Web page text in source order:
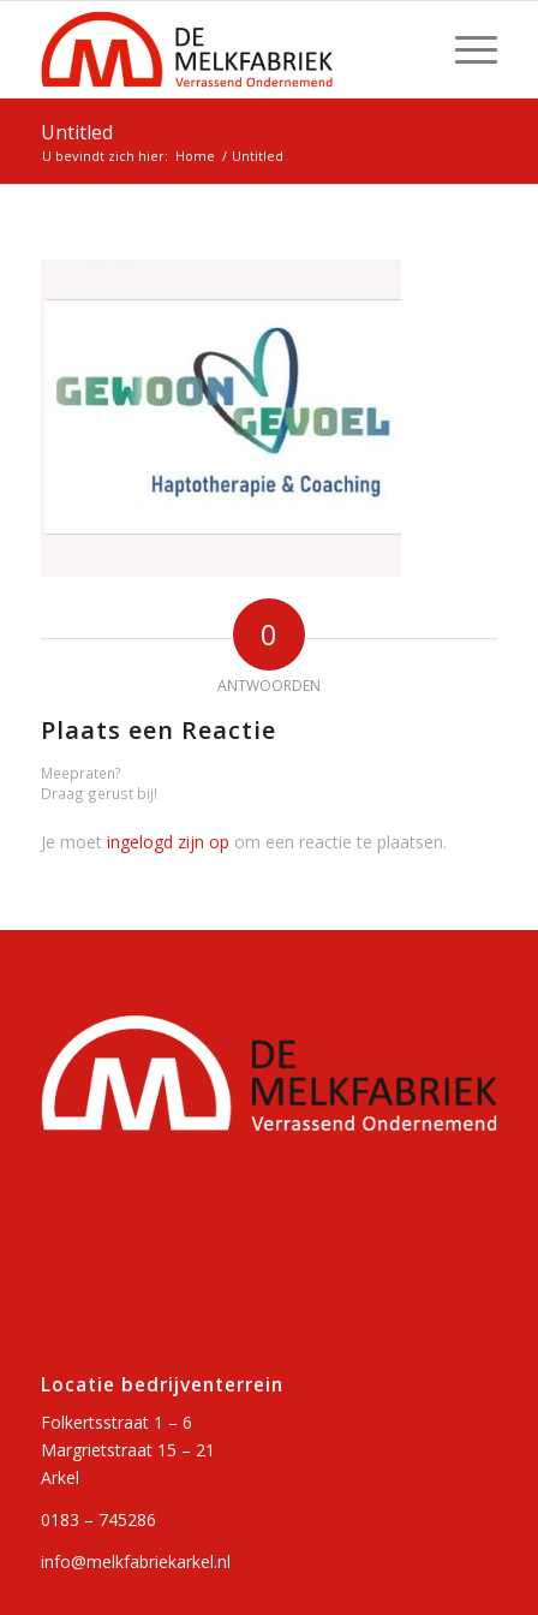
Untitled
U bevindt zich hier: Home / Untitled
0
ANTWOORDEN
Plaats een Reactie
Meepraten?
Draag gerust bij!
Je moet ingelogd zijn op om een reactie te plaatsen.
Locatie bedrijventerrein
Folkertsstraat 1 – 6
Margrietstraat 15 – 21
Arkel
0183 – 745286
info@melkfabriekarkel.nl